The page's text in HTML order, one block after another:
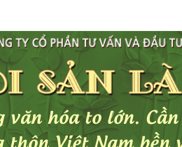
là tiềm năng văn
triển nông thôn